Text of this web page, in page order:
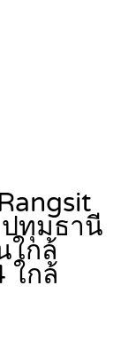
ทุมธานี
ใกล้
ใกล้